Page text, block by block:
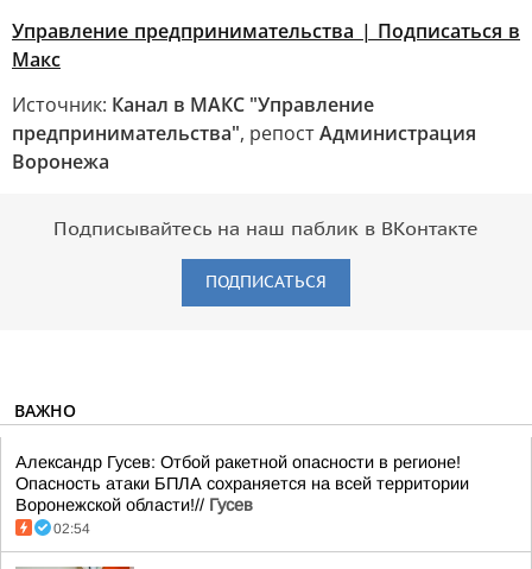
Управление предпринимательства | Подписаться в
Макс
Источник: Канал в МАКС "Управление
предпринимательства", репостАдминистрация
Воронежа
Подписывайтесь на наш паблик в ВКонтакте
ПОДПИСАТЬСЯ
ВАЖНО
Александр Гусев: Отбой ракетной опасности в регионе!
Опасность атаки БПЛА сохраняется на всей территории
Воронежской области!// Гусев
02:54